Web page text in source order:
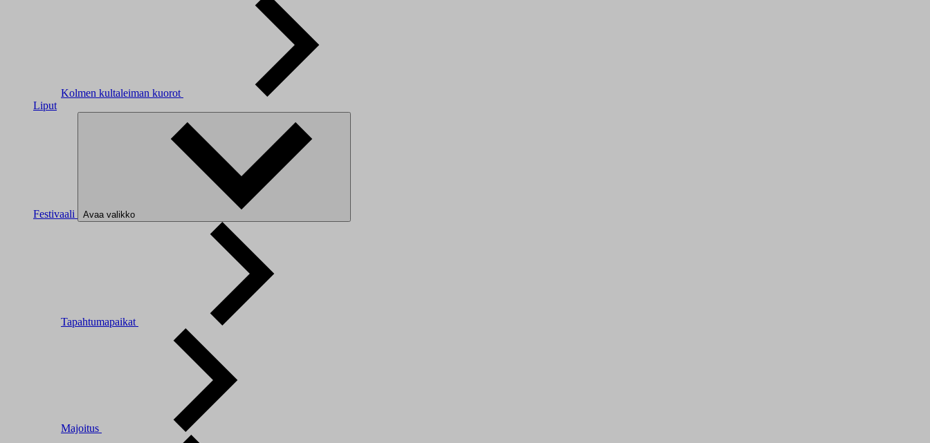
Kolmen kultaleiman kuorot
Liput
Festivaali Avaa valikko
Tapahtumapaikat
Majoitus